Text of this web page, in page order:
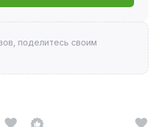
поделитесь своим